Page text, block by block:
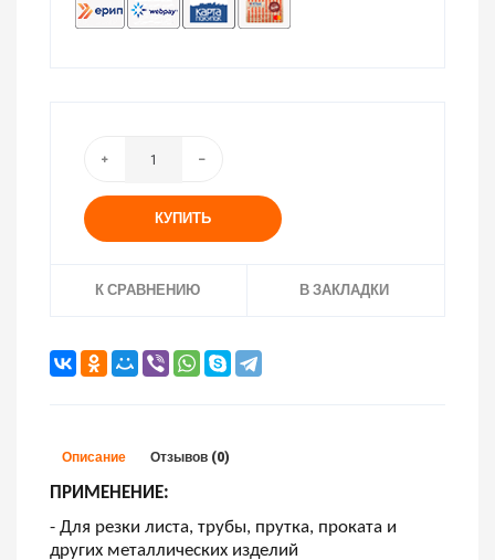
КУПИТЬ
К СРАВНЕНИЮ В ЗАКЛАДКИ
Описание Отзывов (0)
ПРИМЕНЕНИЕ:
- Для резки листа, трубы, прутка, проката и
других металлических изделий